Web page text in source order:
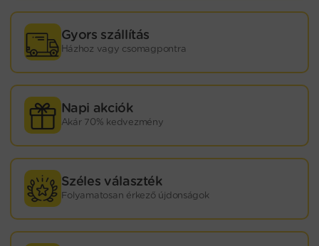
Gyors szállítás
Házhoz vagy csomagpontra
Napi akciók
Akár 70% kedvezmény
Széles választék
Folyamatosan érkező újdonságok